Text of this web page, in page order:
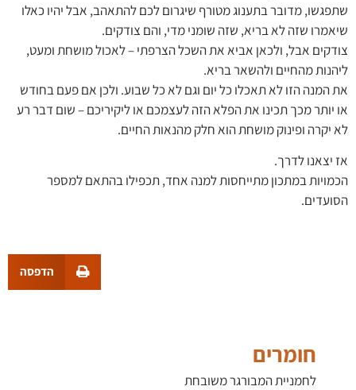
שתפגשו, מדובר בתענוג מטורף שיגרום לכם להתאהב, אבל יהיו כאלו
שיאמרו שזה לא בריא, שזה שומני מדי, והם צודקים.
צודקים אבל, ולכאן אביא את השכל הצרפתי – לאכול מושחת ומעט,
ליהנות מהחיים ולהשאר בריא.
את המנה הזו לא תאכלו כל יום וגם לא כל שבוע. ולכן אם פעם בחודש
או יותר מכך תכינו את הפלא הזה לעצמכם או ליקיריכם – שום דבר רע
לא יקרה ופינוק מושחת הוא חלק מהנאות החיים.
אז יצאנו לדרך.
הכמויות במתכון מתייחסות למנה אחד, תכפילו בהתאם למספר
הסועדים.
הדפסה
חומרים
לחמניית המבורגר משובחת